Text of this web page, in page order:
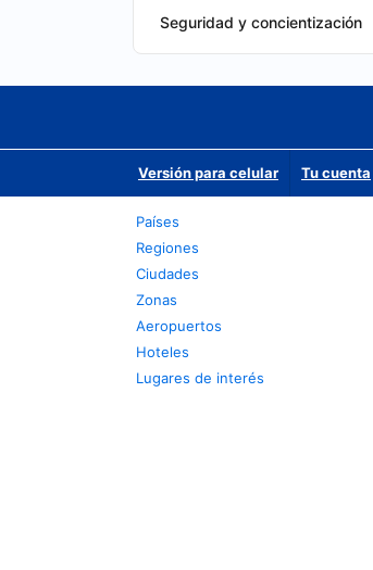
Seguridad y concientización
Versión para celular Tu cuenta
Países
Regiones
Ciudades
Zonas
Aeropuertos
Hoteles
Lugares de interés